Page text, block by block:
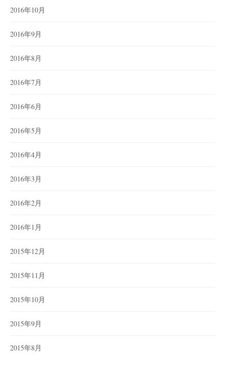
2016年10月
2016年9月
2016年8月
2016年7月
2016年6月
2016年5月
2016年4月
2016年3月
2016年2月
2016年1月
2015年12月
2015年11月
2015年10月
2015年9月
2015年8月